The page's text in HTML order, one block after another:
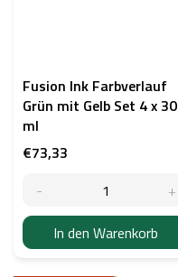
Fusion Ink Farbverlauf
Grün mit Gelb Set 4 x 30
ml
€73,33
In den Warenkorb